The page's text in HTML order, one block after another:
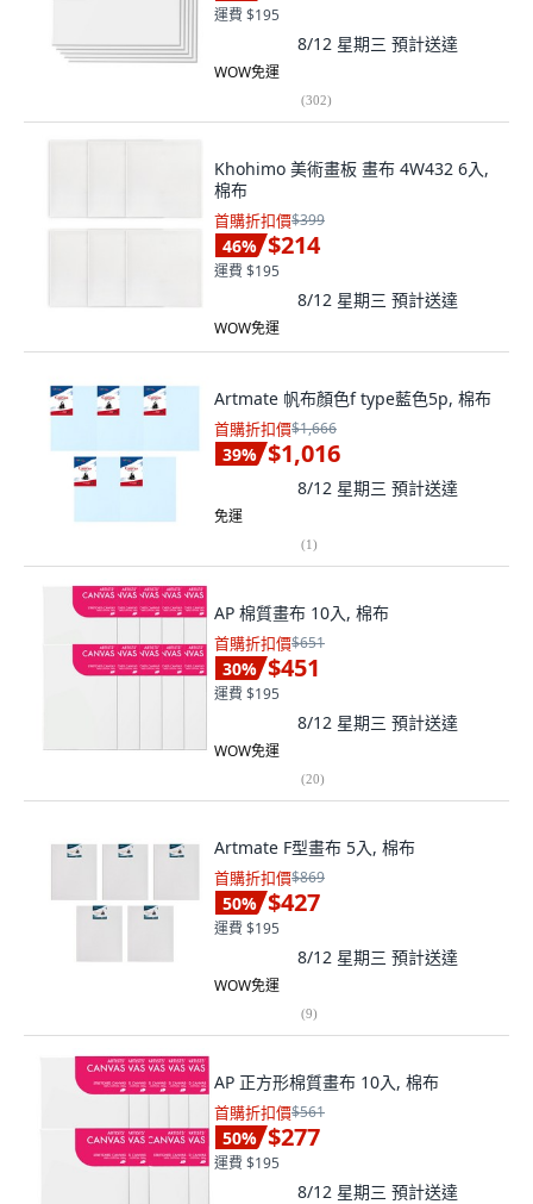
運費 $195
8/12 星期三 預計送達
WOW免運
(302)
Khohimo 美術畫板 畫布 4W432 6入,
棉布
首購折扣價$399
46% $214
運費 $195
8/12 星期三 預計送達
WOW免運
Artmate 帆布顏色f type藍色5p, 棉布
首購折扣價$1,666
39% $1,016
8/12 星期三 預計送達
免運
(1)
AP 棉質畫布 10入, 棉布
首購折扣價$651
30% $451
運費 $195
8/12 星期三 預計送達
WOW免運
(20)
Artmate F型畫布 5入, 棉布
首購折扣價$869
50% $427
運費 $195
8/12 星期三 預計送達
WOW免運
(9)
AP 正方形棉質畫布 10入, 棉布
首購折扣價$561
50% $277
運費 $195
8/12 星期三 預計送達